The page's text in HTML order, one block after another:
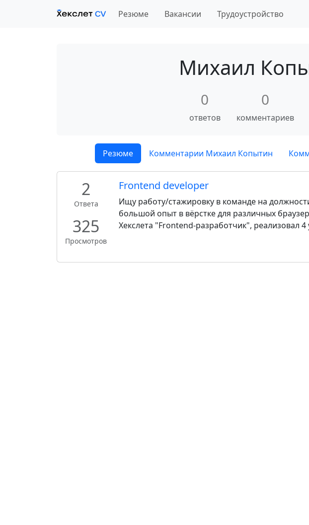
Резюме Вакансии Трудоустройство
Михаил
0
ответов
0
комментариев
Резюме Комментарии Михаил Копытин
2
Ответа
325
Просмотров
Frontend developer
Ищу работу/стажировку в команде на
большой опыт в вёрстке для различных
Хекслета "Frontend-разработчик", реализовал 4